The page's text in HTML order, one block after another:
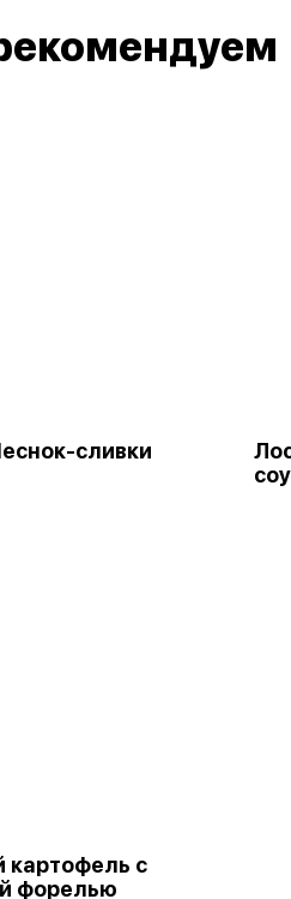
сливки
картофель с
форелью